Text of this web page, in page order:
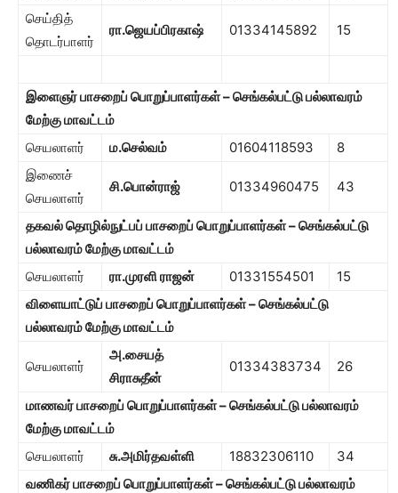
செய்தித்
தொடர்பாளர்
ரா.ஜெயப்பிரகாஷ் 01334145892 15
இளைஞர் பாசறைப் பொறுப்பாளர்கள் – செங்கல்பட்டு பல்லாவரம்
மேற்கு மாவட்டம்
செயலாளர்
ம.செல்வம் 01604118593
8
இணைச்
செயலாளர்
சி.பொன்ராஜ் 01334960475 43
தகவல் தொழில்நுட்பப் பாசறைப் பொறுப்பாளர்கள் –செங்கல்பட்டு
பல்லாவரம் மேற்கு மாவட்டம்
செயலாளர்
ரா.முரளி ராஜன் 01331554501
15
விளையாட்டுப் பாசறைப் பொறுப்பாளர்கள் – செங்கல்பட்டு
பல்லாவரம் மேற்கு மாவட்டம்
செயலாளர்
அ.சையத்
சிராசுதீன்
01334383734 26
மாணவர் பாசறைப் பொறுப்பாளர்கள் – செங்கல்பட்டு பல்லாவரம்
மேற்கு மாவட்டம்
செயலாளர்
சு.அமிர்தவள்ளி 18832306110
34
வணிகர் பாசறைப் பொறுப்பாளர்கள் – செங்கல்பட்டு பல்லாவரம்